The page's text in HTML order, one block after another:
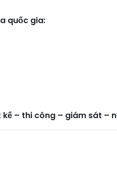
quốc gia:
kế – thi công – giám sát –